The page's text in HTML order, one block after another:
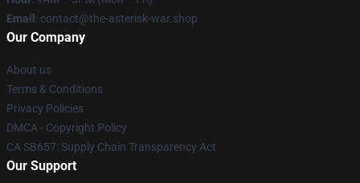
Email : contact@the-asterisk-war.shop
Our Company
About us
Terms & Conditions
Privacy Policies
DMCA - Copyright Policy
CA SB657: Supply Chain Transparency Act
Our Support